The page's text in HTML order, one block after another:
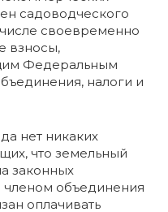
садоводческого
своевременно
взносы,
Федеральным
налоги и
нет никаких
что земельный
законных
членом объединения
оплачивать